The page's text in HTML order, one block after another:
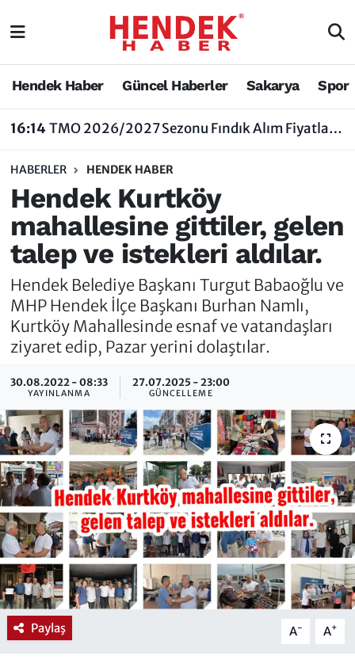
Hendek Haber Güncel Haberler Sakarya Spor
16:14TMO 2026/2027 Sezonu Fındık Alım Fiyatlarını Açıkladı
HABERLER HENDEK HABER
Hendek Kurtköy
mahallesine gittiler, gelen
talep ve istekleri aldılar.
Hendek Belediye Başkanı Turgut Babaoğlu ve
MHP Hendek İlçe Başkanı Burhan Namlı,
Kurtköy Mahallesinde esnaf ve vatandaşları
ziyaret edip, Pazar yerini dolaştılar.
30.08.2022 - 08:33
YAYINLANMA
27.07.2025 - 23:00
GÜNCELLEME
Paylaş A- A+
Hendek Haber
Nöbetçi Eczaneler
Vefat Edenler
Hendek Haber
Hakkında
Hendek Haber Reklam Servisi
Künye
İletişim
Sakarya Nöbetçi Eczaneler
Sakarya Trafik Yoğunluk Haritası
Tüm Manşetler
Son Dakika Haberleri
Haber Arşivi